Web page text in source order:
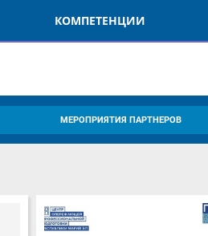
КОМПЕТЕНЦИИ
МЕРОПРИЯТИЯ ПАРТНЕРОВ